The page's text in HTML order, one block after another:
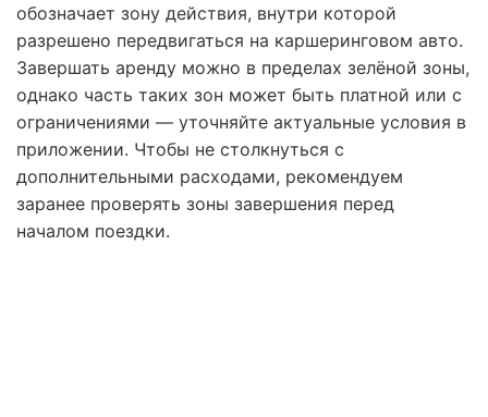
обозначает зону действия, внутри которой
разрешено передвигаться на каршеринговом авто.
Завершать аренду можно в пределах зелёной зоны,
однако часть таких зон может быть платной или с
ограничениями — уточняйте актуальные условия в
приложении. Чтобы не столкнуться с
дополнительными расходами, рекомендуем
заранее проверять зоны завершения перед
началом поездки.